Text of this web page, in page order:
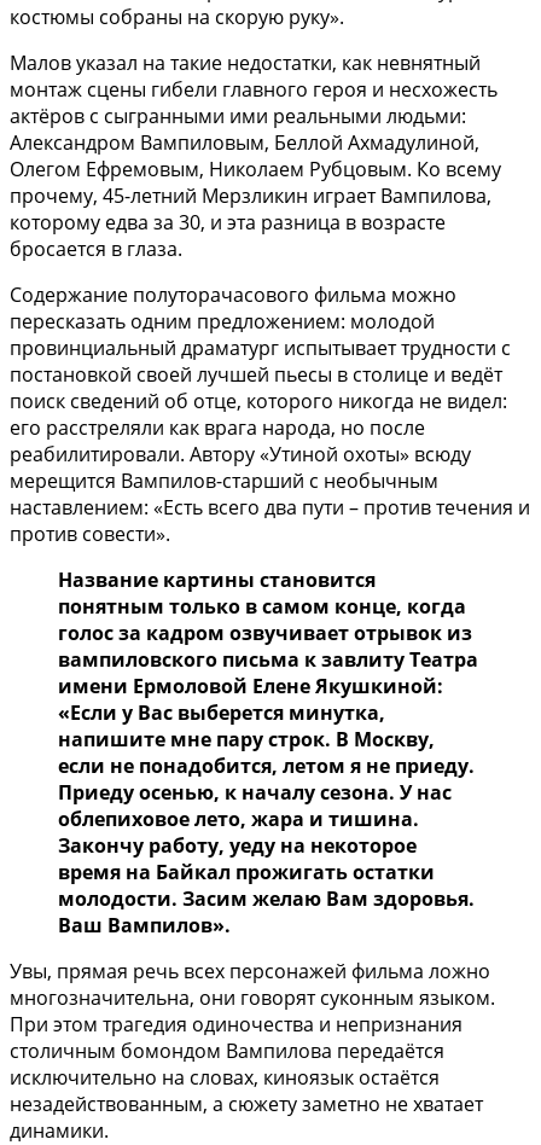
костюмы собраны на скорую руку».
Малов указал на такие недостатки, как невнятный
монтаж сцены гибели главного героя и несхожесть
актёров с сыгранными ими реальными людьми:
Александром Вампиловым, Беллой Ахмадулиной,
Олегом Ефремовым, Николаем Рубцовым. Ко всему
прочему, 45-летний Мерзликин играет Вампилова,
которому едва за 30, и эта разница в возрасте
бросается в глаза.
Содержание полуторачасового фильма можно
пересказать одним предложением: молодой
провинциальный драматург испытывает трудности с
постановкой своей лучшей пьесы в столице и ведёт
поиск сведений об отце, которого никогда не видел:
его расстреляли как врага народа, но после
реабилитировали. Автору «Утиной охоты» всюду
мерещится Вампилов-старший с необычным
наставлением: «Есть всего два пути – против течения и
против совести».
Название картины становится
понятным только в самом конце, когда
голос за кадром озвучивает отрывок из
вампиловского письма к завлиту Театра
имени Ермоловой Елене Якушкиной:
«Если у Вас выберется минутка,
напишите мне пару строк. В Москву,
если не понадобится, летом я не приеду.
Приеду осенью, к началу сезона. У нас
облепиховое лето, жара и тишина.
Закончу работу, уеду на некоторое
время на Байкал прожигать остатки
молодости. Засим желаю Вам здоровья.
Ваш Вампилов».
Увы, прямая речь всех персонажей фильма ложно
многозначительна, они говорят суконным языком.
При этом трагедия одиночества и непризнания
столичным бомондом Вампилова передаётся
исключительно на словах, киноязык остаётся
незадействованным, а сюжету заметно не хватает
динамики.